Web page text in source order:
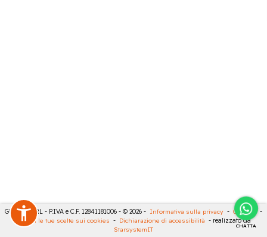
CHATTA
GECO 14 SRL - P.IVA e C.F. 12841181006 - © 2026 - Informativa sulla privacy - Cookies
-
Rivedi le tue scelte sui cookies - Dichiarazione di accessibilità - realizzato da
StarsystemIT